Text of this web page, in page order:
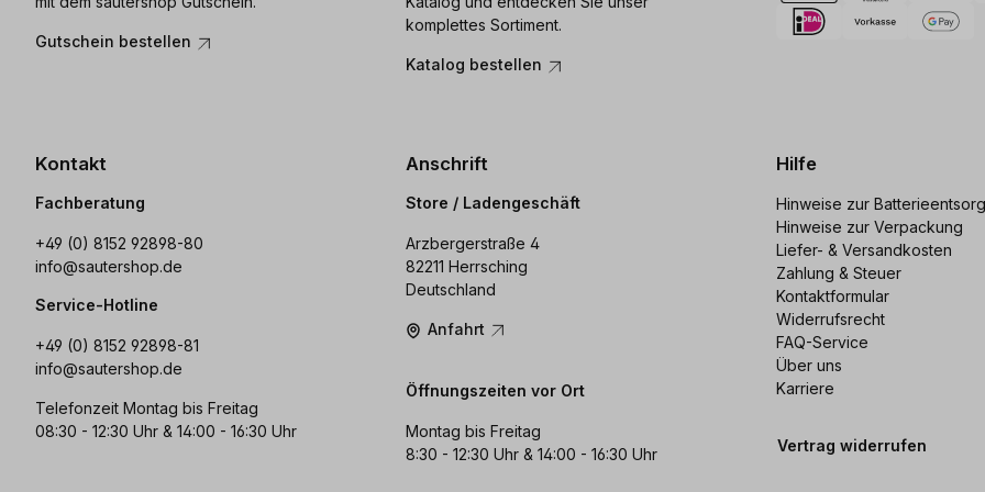
Gutschein bestellen
komplettes Sortiment.
Katalog bestellen
Kontakt
Fachberatung
+49 (0) 8152 92898-80
info@sautershop.de
Service-Hotline
+49 (0) 8152 92898-81
info@sautershop.de
Telefonzeit Montag bis Freitag
08:30 - 12:30 Uhr & 14:00 - 16:30 Uhr
Anschrift
Store / Ladengeschäft
Arzbergerstraße 4
82211 Herrsching
Deutschland
Anfahrt
Öffnungszeiten vor Ort
Montag bis Freitag
8:30 - 12:30 Uhr & 14:00 - 16:30 Uhr
Hilfe
Hinweise zur
Hinweise zur Verpackung
Liefer- & Versandkosten
Zahlung & Steuer
Kontaktformular
Widerrufsrecht
FAQ-Service
Über uns
Karriere
Vertrag widerrufen